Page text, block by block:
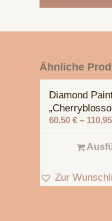
Ähnliche
Diamond
60,50 € – 110,95
Zur